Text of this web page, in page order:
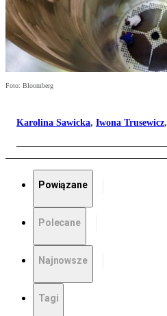
Foto: Bloomberg
Karolina Sawicka, Iwona Trusewicz,
Powiązane
Polecane
Najnowsze
Tagi